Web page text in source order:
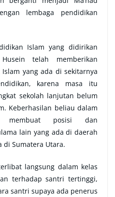
lembaga pendidikan
Islam yang didirikan
telah memberikan
yang ada di sekitarnya
karena masa itu
sekolah lanjutan belum
Keberhasilan beliau dalam
membuat posisi dan
lain yang ada di daerah
Sumatera Utara.
langsung dalam kelas
terhadap santri tertinggi,
santri supaya ada penerus